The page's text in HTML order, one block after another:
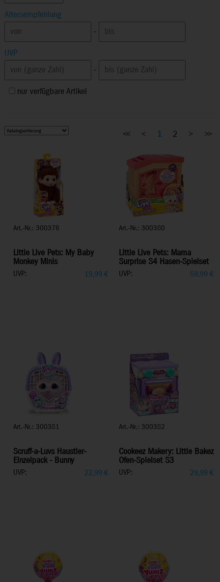
Altersempfehlung
-
UVP
-
nur verfügbare Artikel
Art.-Nr.: 300376
Little Live Pets: My Baby
Monkey Minis
UVP: 19,99 €
Art.-Nr.: 300380
Little Live Pets: Mama
Surprise S4 Hasen-Spielset
UVP: 59,99 €
Art.-Nr.: 300381
Scruff-a-Luvs Haustier-
Einzelpack - Bunny
UVP: 22,99 €
Art.-Nr.: 300382
Cookeez Makery: Little Bakez
Ofen-Spielset S3
UVP: 29,99 €
<< < 1 2 > >>